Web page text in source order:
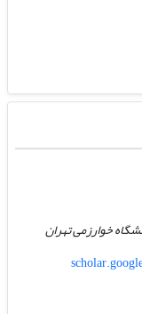
خوارزمی تهران